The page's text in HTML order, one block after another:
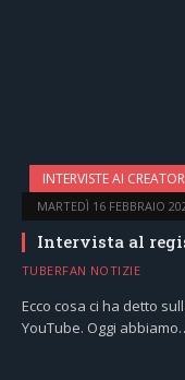
INTERVISTE AI CREATOR
MARTEDÌ 16 FEBBRAIO
Intervista al
TUBERFAN NOTIZIE
Ecco cosa ci ha detto
YouTube. Oggi